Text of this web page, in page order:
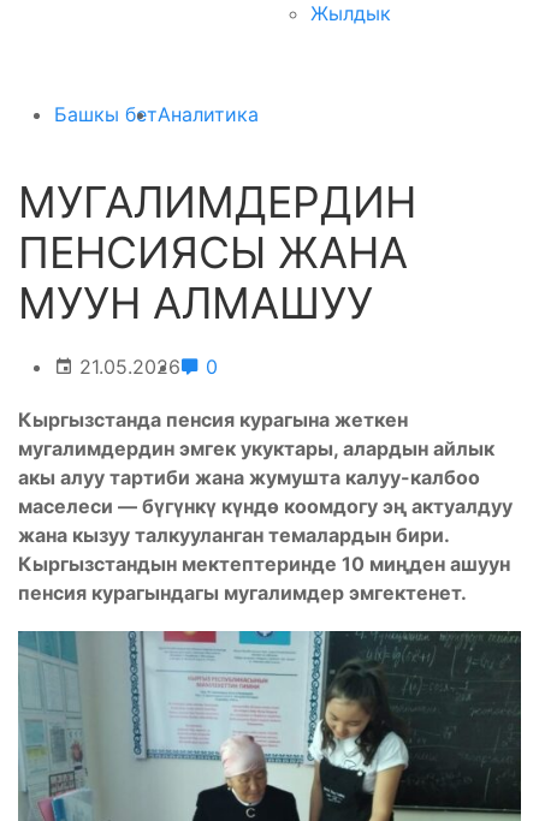
Жылдык
Башкы бетАналитика
МУГАЛИМДЕРДИН
ПЕНСИЯСЫ ЖАНА
МУУН АЛМАШУУ
21.05.2026 0
Кыргызстанда пенсия курагына жеткен
мугалимдердин эмгек укуктары, алардын айлык
акы алуу тартиби жана жумушта калуу-калбоо
маселеси — бүгүнкү күндө коомдогу эң актуалдуу
жана кызуу талкууланган темалардын бири.
Кыргызстандын мектептеринде 10 миңден ашуун
пенсия курагындагы мугалимдер эмгектенет.